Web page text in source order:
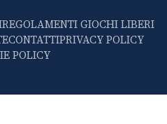
REGOLAMENTI GIOCHI LIBERI
CONTATTIPRIVACY POLICY
POLICY